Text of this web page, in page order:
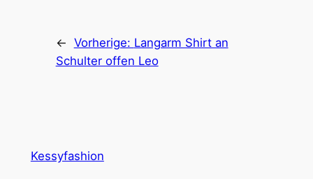
← Vorherige: Langarm Shirt an
Schulter offen Leo
Kessyfashion